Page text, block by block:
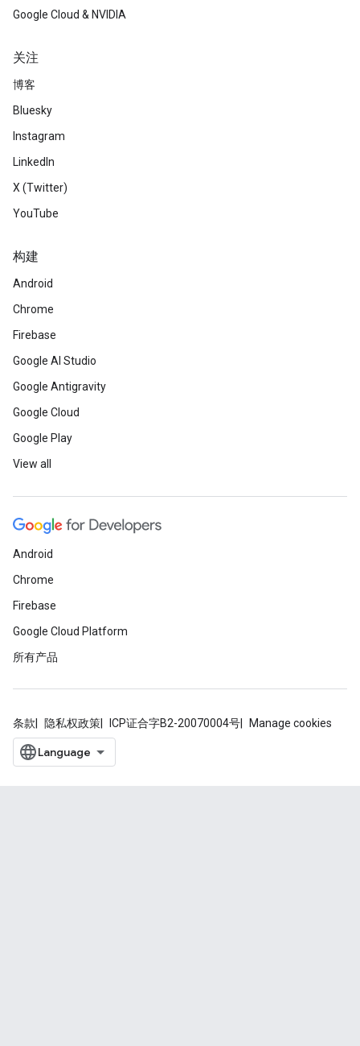
Google Cloud & NVIDIA
关注
博客
Bluesky
Instagram
LinkedIn
X (Twitter)
YouTube
构建
Android
Chrome
Firebase
Google AI Studio
Google Antigravity
Google Cloud
Google Play
View all
Android
Chrome
Firebase
Google Cloud Platform
所有产品
条款 隐私权政策 ICP证合字B2-20070004号 Manage cookies